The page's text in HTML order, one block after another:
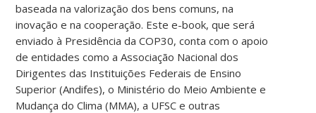
baseada na valorização dos bens comuns, na
inovação e na cooperação. Este e-book, que será
enviado à Presidência da COP30, conta com o apoio
de entidades como a Associação Nacional dos
Dirigentes das Instituições Federais de Ensino
Superior (Andifes), o Ministério do Meio Ambiente e
Mudança do Clima (MMA), a UFSC e outras